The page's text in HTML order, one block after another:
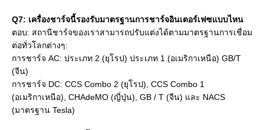
Q7: เครื่องชาร์จนี้รองรับมาตรฐานการชาร์จอินเตอร์เฟซแบบไหน
ตอบ: สถานีชาร์จของเราสามารถปรับแต่งได้ตามมาตรฐานการเชื่อม
ต่อทั่วโลกต่างๆ:
การชาร์จ AC: ประเภท 2 (ยุโรป) ประเภท 1 (อเมริกาเหนือ) GB/T
(จีน)
การชาร์จ DC: CCS Combo 2 (ยุโรป), CCS Combo 1
(อเมริกาเหนือ), CHAdeMO (ญี่ปุ่น), GB / T (จีน) และ NACS
(มาตรฐาน Tesla)